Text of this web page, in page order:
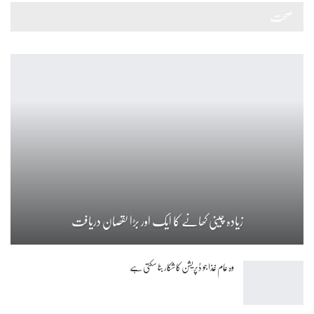
زیادہ چینی کھانے کا ایک اور بڑا نقصان دریافت
وہ عام غذا جو ڈپریشن کا شکار بنا سکتی ہے